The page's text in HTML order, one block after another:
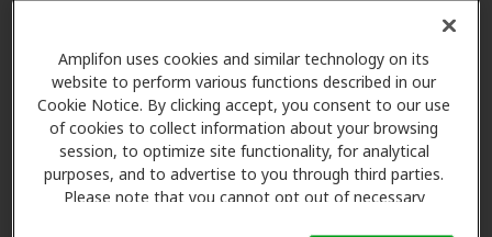
Amplifon uses cookies and similar technology on its
website to perform various functions described in our
Cookie Notice. By clicking accept, you consent to our use
of cookies to collect information about your browsing
session, to optimize site functionality, for analytical
purposes, and to advertise to you through third parties.
Please note that you cannot opt out of necessary